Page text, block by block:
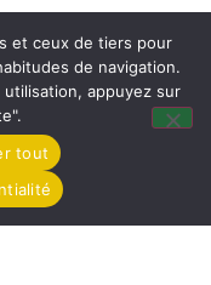
et ceux de tiers pour
de navigation.
appuyez sur
tout